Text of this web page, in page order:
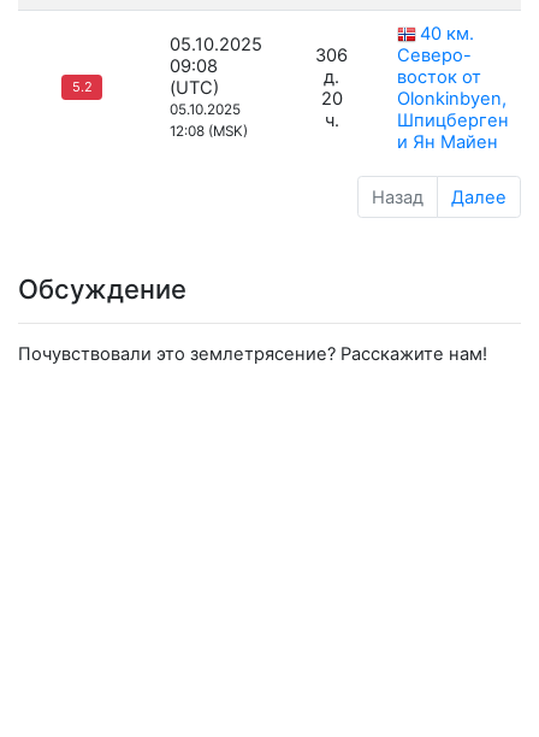
5.2
05.10.2025
09:08
(UTC)
05.10.2025
12:08 (MSK)
306
д.
20
ч.
40 км.
Северо-
восток от
Olonkinbyen,
Шпицберген
и Ян Майен
Назад Далее
Обсуждение
Почувствовали это землетрясение? Расскажите нам!